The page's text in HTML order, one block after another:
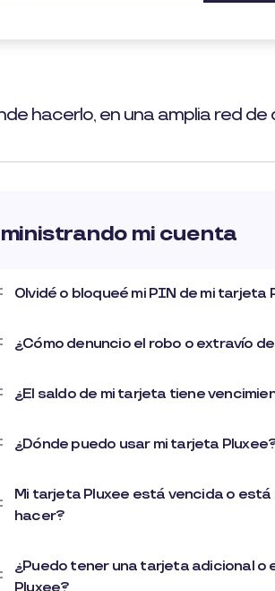
hacerlo, en una amplia red
mi cuenta
Olvidé o bloqueé mi PIN de mi tarjeta
¿Cómo denuncio el robo o extravío
¿El saldo de mi tarjeta tiene
¿Dónde puedo usar mi tarjeta
Mi tarjeta Pluxee está vencida o
hacer?
¿Puedo tener una tarjeta adicional o